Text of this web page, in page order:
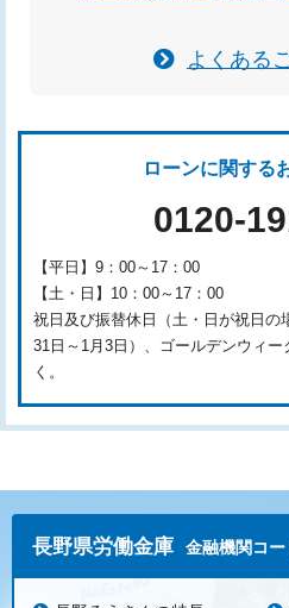
よくある
ローンに関する
0120-
【平日】9：00～17：00
【土・日】10：00～17：00
祝日及び振替休日（土・日が祝日の
31日～1月3日）、ゴールデンウィ
く。
長野県労働金庫 金融機関コ